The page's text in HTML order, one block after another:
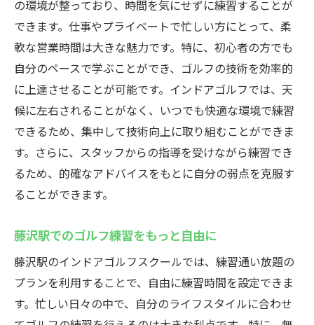
の環境が整っており、時間を気にせずに練習することが
できます。仕事やプライベートで忙しい方にとって、柔
軟な営業時間は大きな魅力です。特に、初心者の方でも
自分のペースで学ぶことができ、ゴルフの技術を効率的
に上達させることが可能です。インドアゴルフでは、天
候に左右されることがなく、いつでも快適な環境で練習
できるため、集中して技術向上に取り組むことができま
す。さらに、スタッフからの指導を受けながら練習でき
るため、的確なアドバイスをもとに自分の弱点を克服す
ることができます。
藤沢駅でのゴルフ練習をもっと自由に
藤沢駅のインドアゴルフスクールでは、練習通い放題の
プランを利用することで、自由に練習時間を設定できま
す。忙しい日々の中で、自分のライフスタイルに合わせ